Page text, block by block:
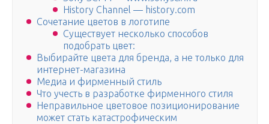
History Channel — history.com
Сочетание цветов в логотипе
Существует несколько способов
подобрать цвет:
Выбирайте цвета для бренда, а не только для
интернет-магазина
Медиа и фирменный стиль
Что учесть в разработке фирменного стиля
Неправильное цветовое позиционирование
может стать катастрофическим